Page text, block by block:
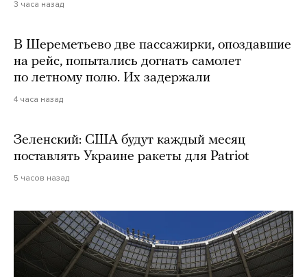
3 часа назад
В Шереметьево две пассажирки, опоздавшие
на рейс, попытались догнать самолет
по летному полю. Их задержали
4 часа назад
Зеленский: США будут каждый месяц
поставлять Украине ракеты для Patriot
5 часов назад